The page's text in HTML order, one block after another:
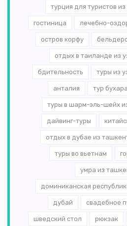
турция для туристов
гостиница лечебно-
остров корфу
отдых в таиланде из
бдительность туры из
анталия тур
туры в шарм-эль-шейх
дайвинг-туры
отдых в дубае из
туры во вьетнам
умра из
доминиканская
дубай свадебное
шведский стол рюкзак